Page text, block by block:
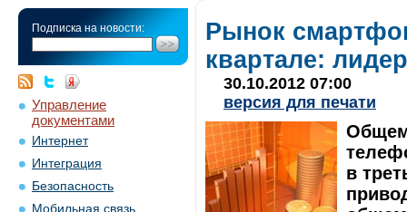
Подписка на новости:
Управление
документами
Интернет
Интеграция
Безопасность
Мобильная связь
Рынок
квартале:
30.10.2012 07:00
версия для печати
в